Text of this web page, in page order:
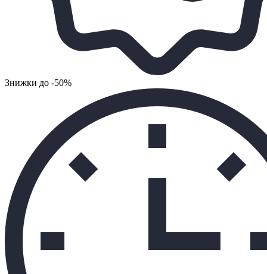
Знижки до -50%